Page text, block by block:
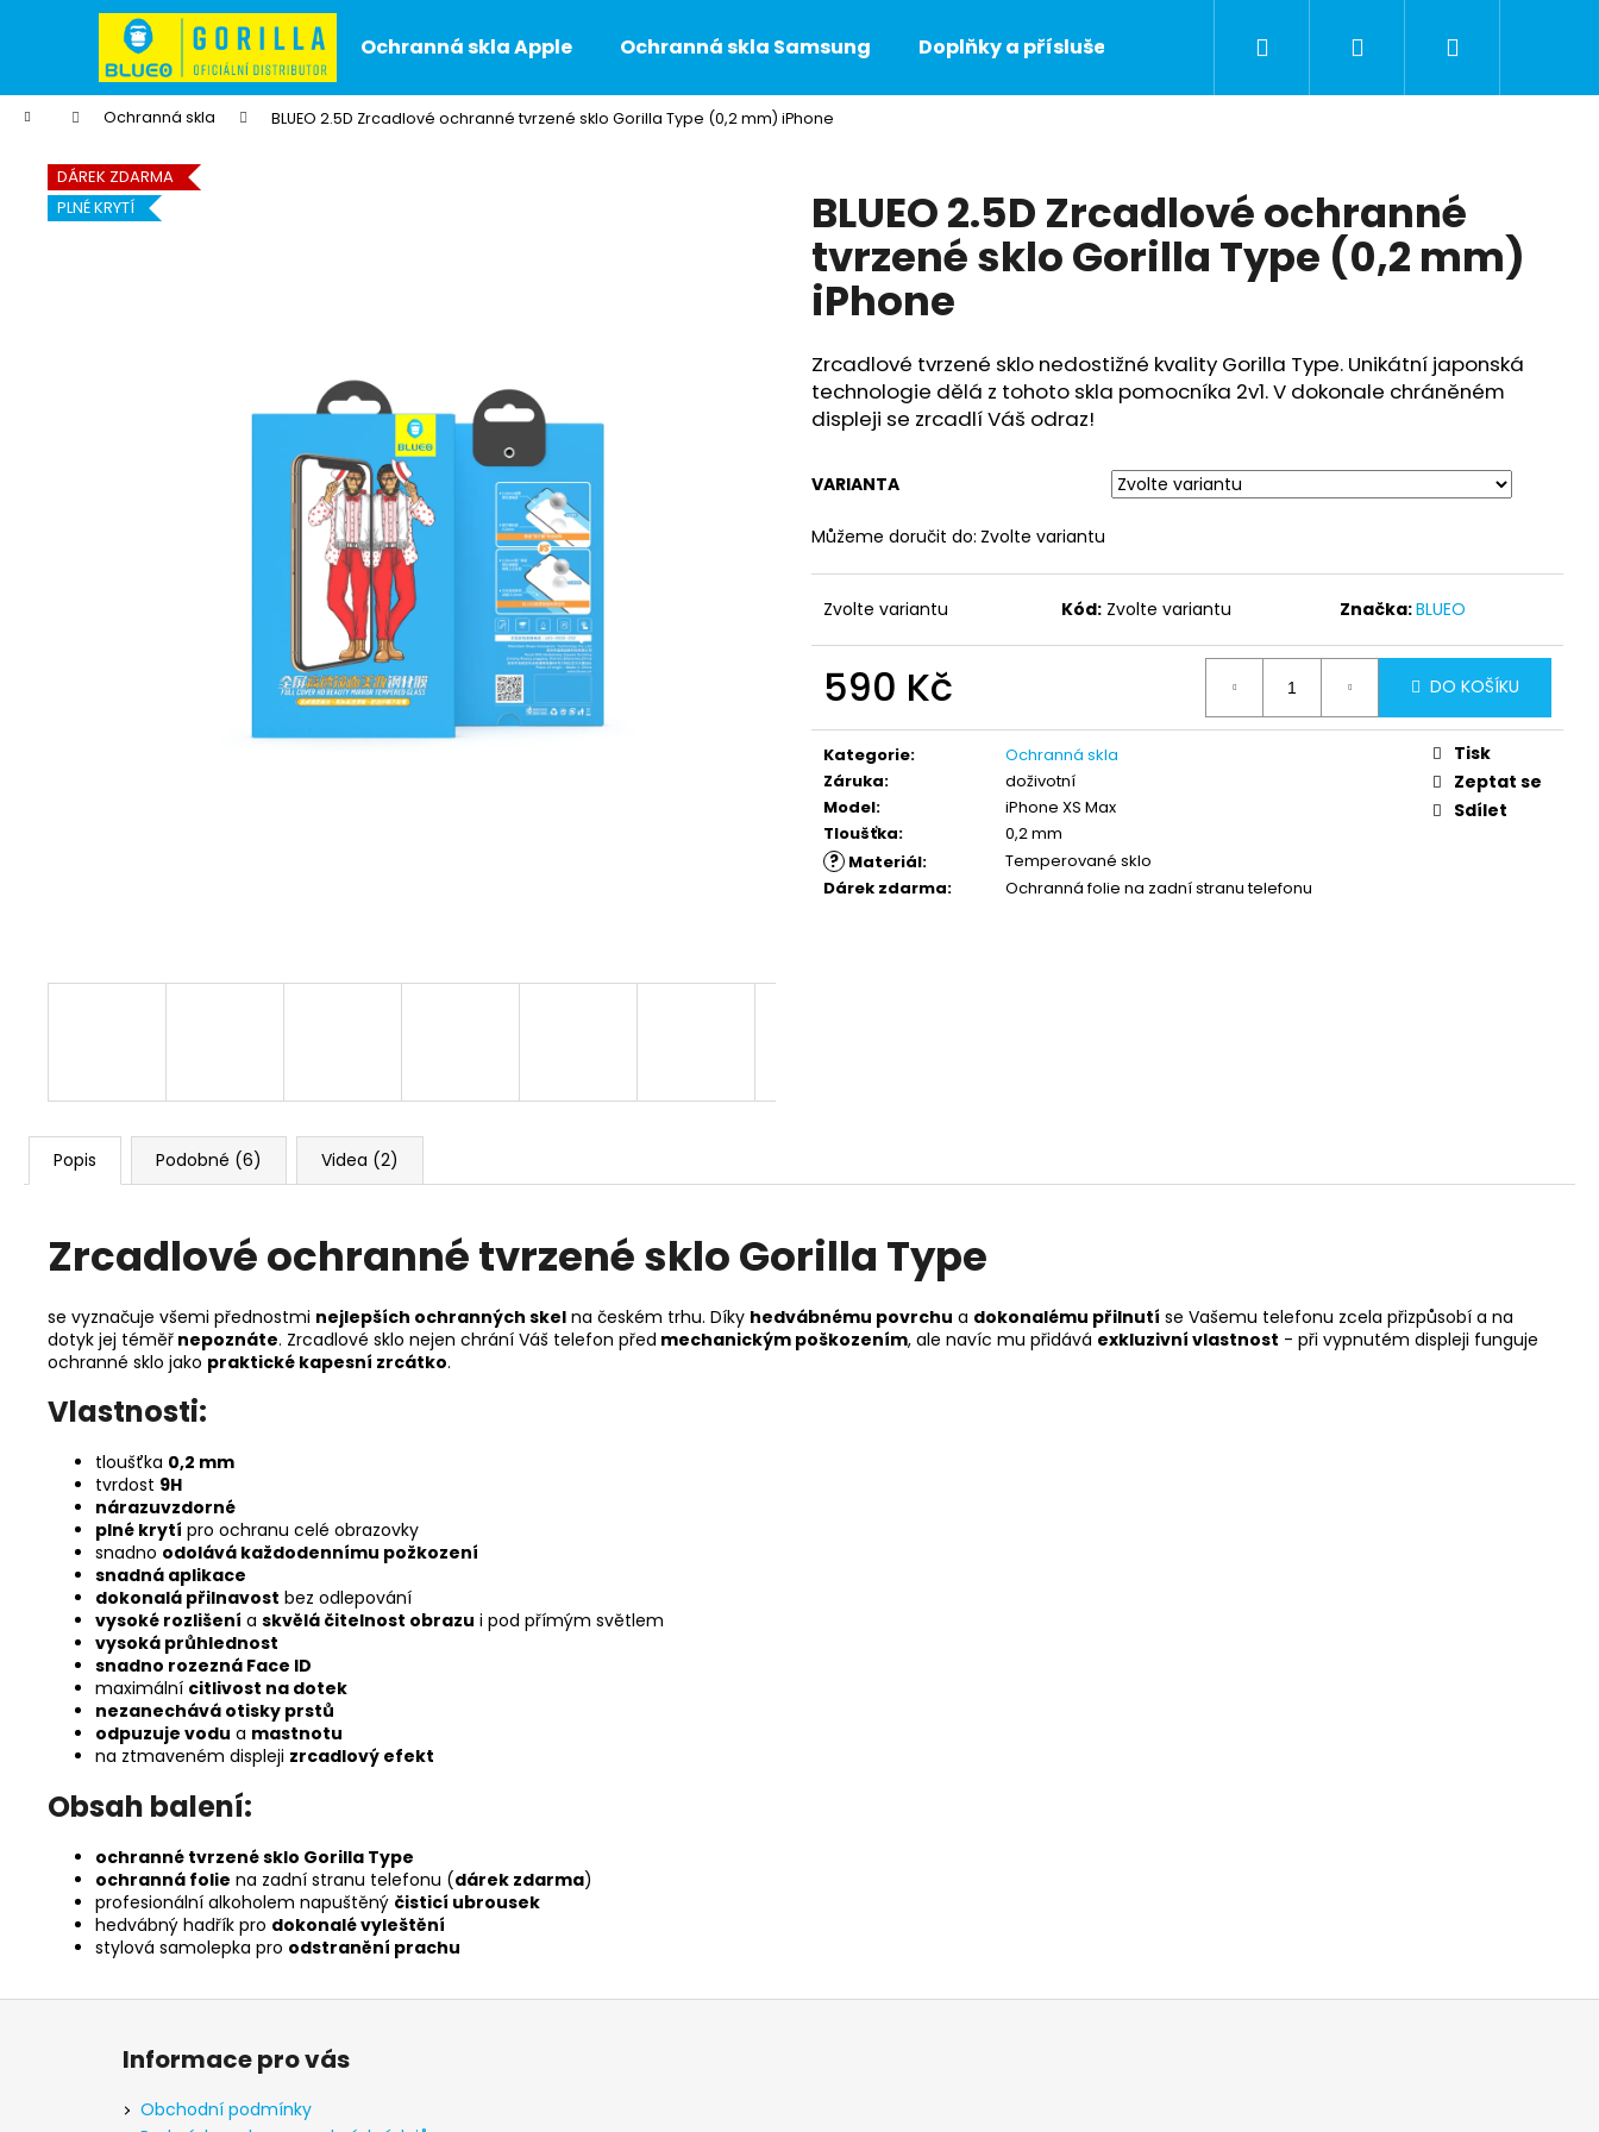
Ochranná skla Apple Ochranná skla Samsung Doplňky a příslušenství Servis Apple zařízení
Hledat PřihlášeníNákupní
Domů Ochranná skla BLUEO 2.5D Zrcadlové ochranné tvrzené sklo Gorilla Type (0,2 mm) iPhone
BLUEO 2.5D Zrcadlové ochranné
tvrzené sklo Gorilla Type (0,2 mm)
iPhone
Zrcadlové tvrzené sklo nedostižné kvality Gorilla Type. Unikátní japonská
technologie dělá z tohoto skla pomocníka 2v1. V dokonale chráněném
displeji se zrcadlí Váš odraz!
VARIANTA
Můžeme doručit do: Zvolte variantu
Zvolte variantu Kód: Zvolte variantu Značka:BLUEO
590 Kč
cena:
DO KOŠÍKU
Kategorie:
Ochranná skla
Záruka:
doživotní
Model:
iPhone XS Max
Tloušťka: 0,2 mm
? Materiál:
Temperované sklo
Dárek zdarma: Ochranná folie na zadní stranu telefonu
Tisk
Zeptat se
Sdílet
DÁREK ZDARMA
PLNÉ KRYTÍ
Popis Podobné (6) Videa (2)
Zrcadlové ochranné tvrzené sklo Gorilla Type
se vyznačuje všemi přednostmi nejlepších ochranných skel na českém trhu. Díky hedvábnému povrchu a dokonalému přilnutí se Vašemu telefonu zcela přizpůsobí a na
dotyk jej téměř nepoznáte. Zrcadlové sklo nejen chrání Váš telefon před mechanickým poškozením, ale navíc mu přidává exkluzivní vlastnost - při vypnutém displeji funguje
ochranné sklo jako praktické kapesní zrcátko.
Vlastnosti:
tloušťka 0,2 mm
tvrdost 9H
nárazuvzdorné
plné krytí pro ochranu celé obrazovky
snadno odolává každodennímu požkození
snadná aplikace
dokonalá přilnavost bez odlepování
vysoké rozlišení a skvělá čitelnost obrazu i pod přímým světlem
vysoká průhlednost
snadno rozezná Face ID
maximální citlivost na dotek
nezanechává otisky prstů
odpuzuje vodu a mastnotu
na ztmaveném displeji zrcadlový efekt
Obsah balení:
ochranné tvrzené sklo Gorilla Type
ochranná folie na zadní stranu telefonu (dárek zdarma)
profesionální alkoholem napuštěný čisticí ubrousek
hedvábný hadřík pro dokonalé vyleštění
stylová samolepka pro odstranění prachu
í
Zpět
do
obchodu
Zpět
do
obchodu
Co potřebujete najít?
HLEDAT
OCHRANNÉ TVRZENÉ SKLO PRO IPHONE
7/8, 100% OCHRANA SOUKROMÍ, BLUEO
2.5D, TYPE GORILLA® 0,2 MM
EXTRÉMNĚ ODOLNÉ NANO OCHRANNÉ
SKLO PRO IPHONE 7/8 - OCHRANNÉ
TVRZENÉ SKLO 2.5D BLUEO TYPE
GORILLA® 0,2 MM
490 Kč
BLUEO HD EXTRA ODOLNÉ OCHRANNÉ
WATCH 4/5
450 Kč
Informace pro vás
Obchodní podmínky